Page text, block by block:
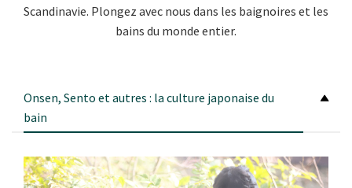
Scandinavie. Plongez avec nous dans les baignoires et les
bains du monde entier.
Onsen, Sento et autres : la culture japonaise du
bain